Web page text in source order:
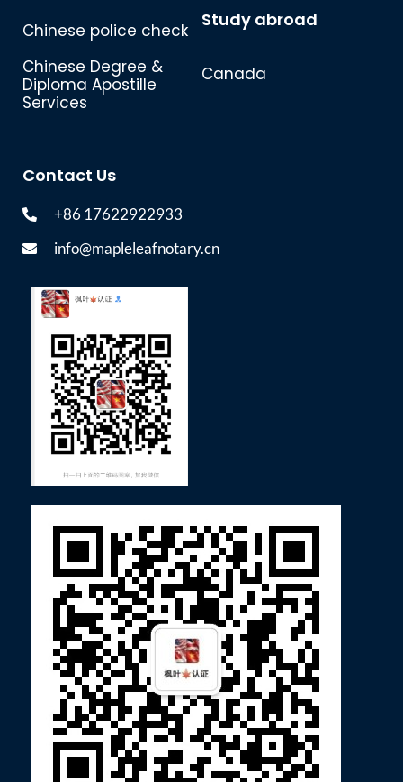
Chinese police check
Chinese Degree &
Diploma Apostille
Services
Study abroad
Canada
Contact Us
+86 17622922933
info@mapleleafnotary.cn